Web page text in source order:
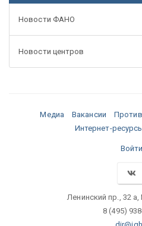
Новости ФАНО
Новости центров
Медиа Вакансии
Интернет-
Войти
Ленинский пр., 32
8 (495)